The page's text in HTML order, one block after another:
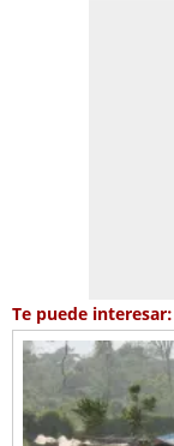
Te puede interesar: